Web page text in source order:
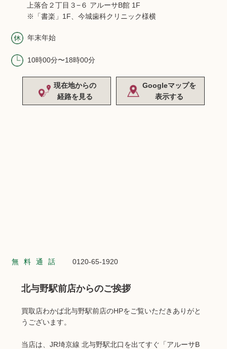
上落合２丁目３−６ アルーサB館 1F
※「書楽」1F、今城歯科クリニック様横
年末年始
10時00分〜18時00分
現在地からの
経路を見る
Googleマップを
表示する
無料通話 0120-65-1920
北与野駅前店からのご挨拶
買取店わかば北与野駅前店のHPをご覧いただきありがと
うございます。
当店は、JR埼京線 北与野駅北口を出てすぐ「アルーサB